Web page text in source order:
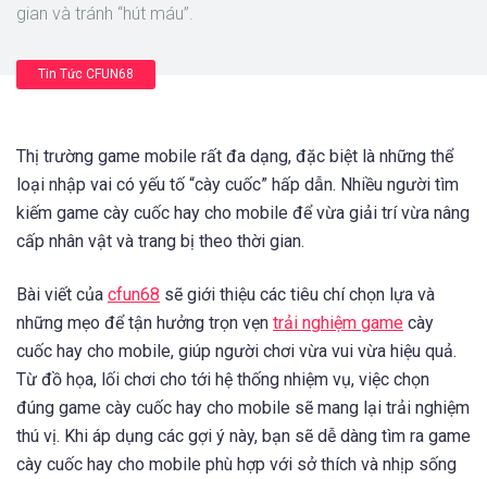
gian và tránh “hút máu”.
Tin Tức CFUN68
Thị trường game mobile rất đa dạng, đặc biệt là những thể
loại nhập vai có yếu tố “cày cuốc” hấp dẫn. Nhiều người tìm
kiếm game cày cuốc hay cho mobile để vừa giải trí vừa nâng
cấp nhân vật và trang bị theo thời gian.
Bài viết của cfun68 sẽ giới thiệu các tiêu chí chọn lựa và
những mẹo để tận hưởng trọn vẹn trải nghiệm game cày
cuốc hay cho mobile, giúp người chơi vừa vui vừa hiệu quả.
Từ đồ họa, lối chơi cho tới hệ thống nhiệm vụ, việc chọn
đúng game cày cuốc hay cho mobile sẽ mang lại trải nghiệm
thú vị. Khi áp dụng các gợi ý này, bạn sẽ dễ dàng tìm ra game
cày cuốc hay cho mobile phù hợp với sở thích và nhịp sống